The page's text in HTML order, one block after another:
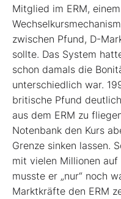
Mitglied im ERM,
zwischen Pfund, D-
sollte. Das System
schon damals die
unterschiedlich war.
britische Pfund
aus dem ERM zu
Notenbank den Kurs
Grenze sinken lassen.
mit vielen Millionen
musste er „nur“ noch
Marktkräfte den ERM